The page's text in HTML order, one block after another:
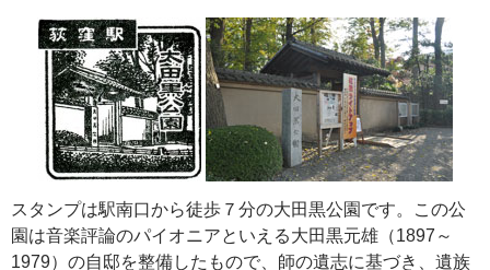
スタンプは駅南口から徒歩７分の大田黒公園です。この公
園は音楽評論のパイオニアといえる大田黒元雄（1897～
1979）の自邸を整備したもので、師の遺志に基づき、遺族